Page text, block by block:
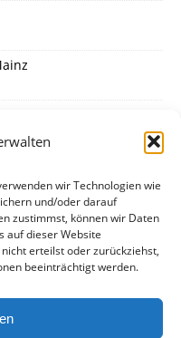
wir Technologien wie
und/oder darauf
zustimmst, können wir Daten
auf dieser Website
erteilst oder zurückziehst,
beeinträchtigt werden.